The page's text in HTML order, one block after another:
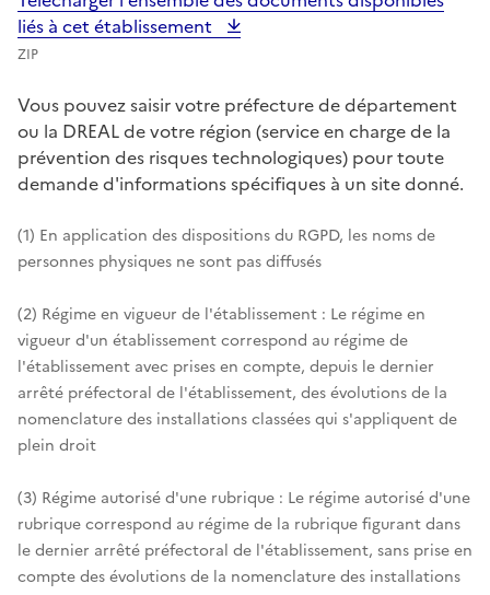
liés à cet établissement
ZIP
Vous pouvez saisir votre préfecture de département
ou la DREAL de votre région (service en charge de la
prévention des risques technologiques) pour toute
demande d'informations spécifiques à un site donné.
(1) En application des dispositions du RGPD, les noms de
personnes physiques ne sont pas diffusés
(2) Régime en vigueur de l'établissement : Le régime en
vigueur d'un établissement correspond au régime de
l'établissement avec prises en compte, depuis le dernier
arrêté préfectoral de l'établissement, des évolutions de la
nomenclature des installations classées qui s'appliquent de
plein droit
(3) Régime autorisé d'une rubrique : Le régime autorisé d'une
rubrique correspond au régime de la rubrique figurant dans
le dernier arrêté préfectoral de l'établissement, sans prise en
compte des évolutions de la nomenclature des installations